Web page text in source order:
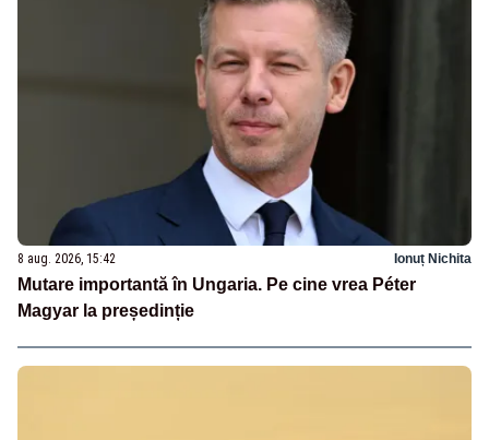
8 aug. 2026, 15:42 Ionuț Nichita
Mutare importantă în Ungaria. Pe cine vrea Péter
Magyar la președinție